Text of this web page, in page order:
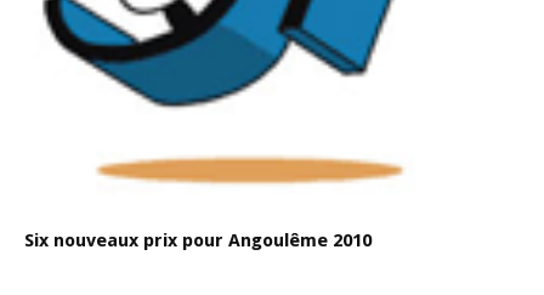
Six nouveaux prix pour Angoulême 2010